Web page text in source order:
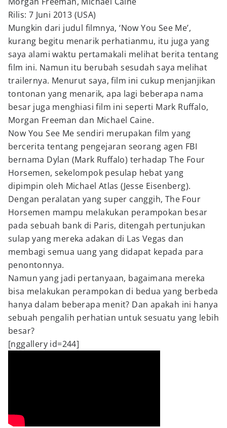
Rilis: 7 Juni 2013 (USA)
Mungkin dari judul filmnya, ‘Now You See Me’,
kurang begitu menarik perhatianmu, itu juga yang
saya alami waktu pertamakali melihat berita tentang
film ini. Namun itu berubah sesudah saya melihat
trailernya. Menurut saya, film ini cukup menjanjikan
tontonan yang menarik, apa lagi beberapa nama
besar juga menghiasi film ini seperti Mark Ruffalo,
Morgan Freeman dan Michael Caine.
Now You See Me sendiri merupakan film yang
bercerita tentang pengejaran seorang agen FBI
bernama Dylan (Mark Ruffalo) terhadap The Four
Horsemen, sekelompok pesulap hebat yang
dipimpin oleh Michael Atlas (Jesse Eisenberg).
Dengan peralatan yang super canggih, The Four
Horsemen mampu melakukan perampokan besar
pada sebuah bank di Paris, ditengah pertunjukan
sulap yang mereka adakan di Las Vegas dan
membagi semua uang yang didapat kepada para
penontonnya.
Namun yang jadi pertanyaan, bagaimana mereka
bisa melakukan perampokan di bedua yang berbeda
hanya dalam beberapa menit? Dan apakah ini hanya
sebuah pengalih perhatian untuk sesuatu yang lebih
besar?
[nggallery id=244]